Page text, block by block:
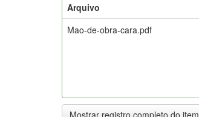
Arquivo
Mao-de-obra-cara.pdf
Mostrar registro completo do item